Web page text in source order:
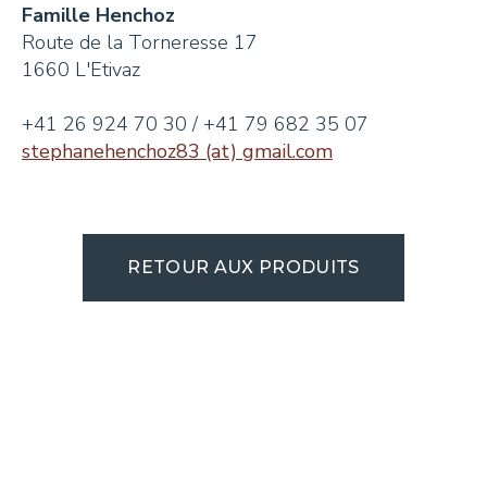
RETOUR AUX PRODUITS
Famille Henchoz
Route de la Torneresse 17
1660 L'Etivaz
+41 26 924 70 30 / +41 79 682 35 07
stephanehenchoz83 (at) gmail.com